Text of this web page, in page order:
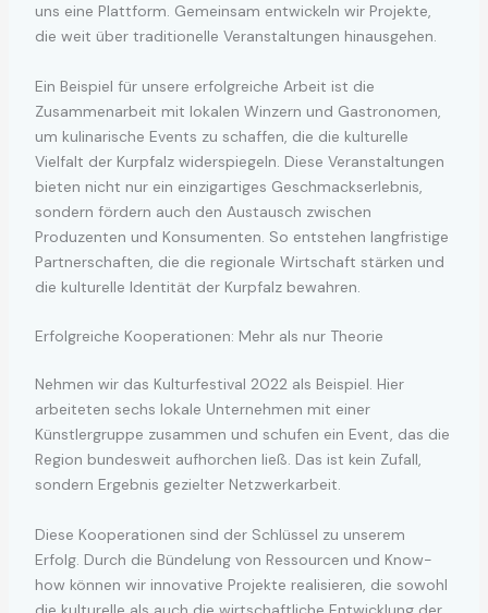
uns eine Plattform. Gemeinsam entwickeln wir Projekte,
die weit über traditionelle Veranstaltungen hinausgehen.
Ein Beispiel für unsere erfolgreiche Arbeit ist die
Zusammenarbeit mit lokalen Winzern und Gastronomen,
um kulinarische Events zu schaffen, die die kulturelle
Vielfalt der Kurpfalz widerspiegeln. Diese Veranstaltungen
bieten nicht nur ein einzigartiges Geschmackserlebnis,
sondern fördern auch den Austausch zwischen
Produzenten und Konsumenten. So entstehen langfristige
Partnerschaften, die die regionale Wirtschaft stärken und
die kulturelle Identität der Kurpfalz bewahren.
Erfolgreiche Kooperationen: Mehr als nur Theorie
Nehmen wir das Kulturfestival 2022 als Beispiel. Hier
arbeiteten sechs lokale Unternehmen mit einer
Künstlergruppe zusammen und schufen ein Event, das die
Region bundesweit aufhorchen ließ. Das ist kein Zufall,
sondern Ergebnis gezielter Netzwerkarbeit.
Diese Kooperationen sind der Schlüssel zu unserem
Erfolg. Durch die Bündelung von Ressourcen und Know-
how können wir innovative Projekte realisieren, die sowohl